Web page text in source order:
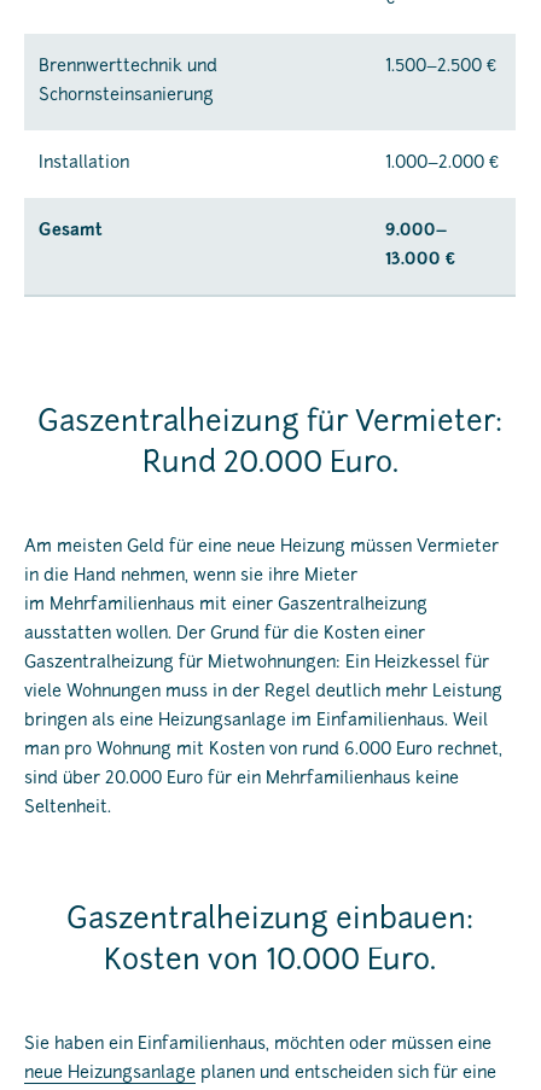
Brennwerttechnik und
Schornsteinsanierung
1.500–2.500 €
Installation 1.000–2.000 €
Gesamt
9.000–
13.000 €
Gaszentralheizung für Vermieter:
Rund 20.000 Euro.
Am meisten Geld für eine neue Heizung müssen Vermieter
in die Hand nehmen, wenn sie ihre Mieter
im Mehrfamilienhaus mit einer Gaszentralheizung
ausstatten wollen. Der Grund für die Kosten einer
Gaszentralheizung für Mietwohnungen: Ein Heizkessel für
viele Wohnungen muss in der Regel deutlich mehr Leistung
bringen als eine Heizungsanlage im Einfamilienhaus. Weil
man pro Wohnung mit Kosten von rund 6.000 Euro rechnet,
sind über 20.000 Euro für ein Mehrfamilienhaus keine
Seltenheit.
Gaszentralheizung einbauen:
Kosten von 10.000 Euro.
Sie haben ein Einfamilienhaus, möchten oder müssen eine
neue Heizungsanlage planen und entscheiden sich für eine